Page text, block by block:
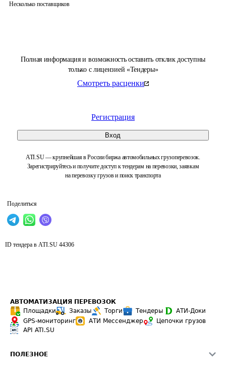
Полная информация и возможность оставить отклик доступны
только с лицензией «Тендеры»
Смотреть расценки
Регистрация
Вход
ATI.SU — крупнейшая в России биржа автомобильных грузоперевозок.
Зарегистрируйтесь и получите доступ к тендерам на перевозки, заявкам
на перевозку грузов и поиск транспорта
Поделиться
Несколько поставщиков
ID тендера в ATI.SU 44306
АВТОМАТИЗАЦИЯ ПЕРЕВОЗОК
Площадки
Заказы Торги Тендеры
АТИ-Доки
GPS-мониторинг
АТИ Мессенджер
Цепочки грузов
API ATI.SU
ПОЛЕЗНОЕ